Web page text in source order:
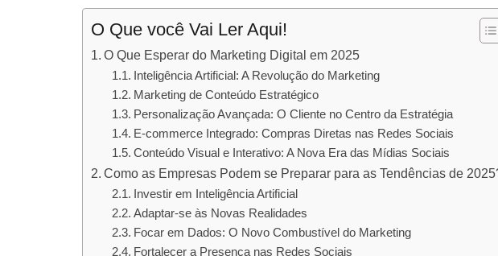
O Que você Vai Ler Aqui!
O Que Esperar do Marketing Digital em 2025
Inteligência Artificial: A Revolução do Marketing
Marketing de Conteúdo Estratégico
Personalização Avançada: O Cliente no Centro da Estratégia
E-commerce Integrado: Compras Diretas nas Redes Sociais
Conteúdo Visual e Interativo: A Nova Era das Mídias Sociais
Como as Empresas Podem se Preparar para as Tendências de
Investir em Inteligência Artificial
Adaptar-se às Novas Realidades
Focar em Dados: O Novo Combustível do Marketing
Fortalecer a Presença nas Redes Sociais